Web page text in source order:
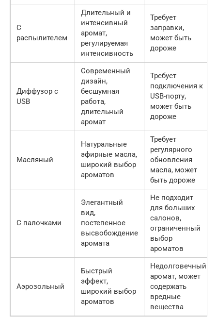
С
распылителем
Длительный и
интенсивный
аромат,
регулируемая
интенсивность
Требует
заправки,
может быть
дороже
Диффузор с
USB
Современный
дизайн,
бесшумная
работа,
длительный
аромат
Требует
подключения к
USB-порту,
может быть
дороже
Масляный
Натуральные
эфирные масла,
широкий выбор
ароматов
Требует
регулярного
обновления
масла, может
быть дороже
С палочками
Элегантный
вид,
постепенное
высвобождение
аромата
Не подходит
для больших
салонов,
ограниченный
выбор
ароматов
Аэрозольный
Быстрый
эффект,
широкий выбор
ароматов
Недолговечный
аромат, может
содержать
вредные
вещества